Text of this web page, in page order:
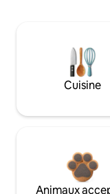
Cuisine
Animaux